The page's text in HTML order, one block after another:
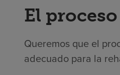
El
Queremos que el
adecuado para la